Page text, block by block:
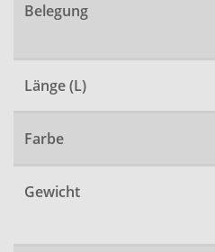
Belegung
Länge (L)
Farbe
Gewicht